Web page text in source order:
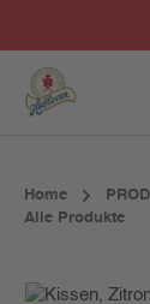
Home
Alle Produkte
Bildergalerie